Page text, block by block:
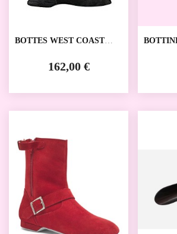
BOTTES WEST COAST
162,00 €